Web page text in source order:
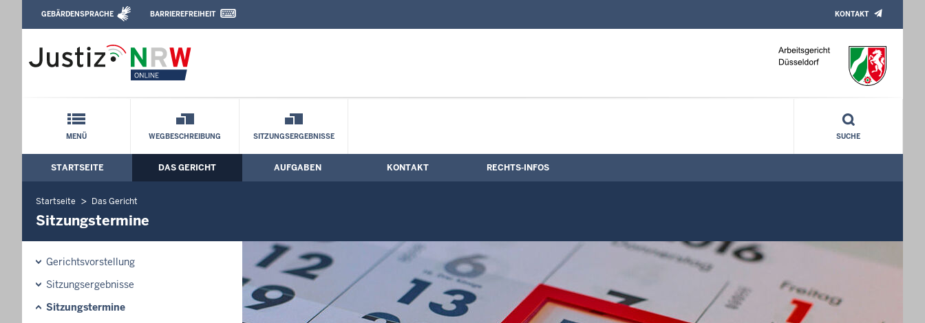
Arbeitsgericht Düsseldorf: Sitzungstermine
Direkt zum Inhalt
Leichte Sprache, Gebärdensprachenvideo und Kontaktformular
GEBÄRDENSPRACHE BARRIEREFREIHEIT KONTAKT
Schnellnavigation mit Volltext-Suche
MENÜ WEGBESCHREIBUNG SITZUNGSERGEBNISSE SUCHE
Hauptmenü: Hauptnavigation
STARTSEITE DAS GERICHT AUFGABEN KONTAKT RECHTS-INFOS
Startseite Das Gericht
Sitzungstermine
Gerichtsvorstellung
Sitzungsergebnisse
Sitzungstermine